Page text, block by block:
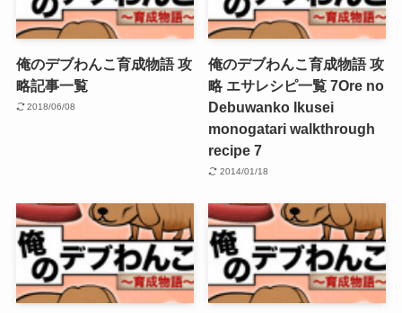
俺のデブわんこ育成物語 攻
略記事一覧
2018/06/08
俺のデブわんこ育成物語 攻
略 エサレシピ一覧 7Ore no
Debuwanko Ikusei
monogatari walkthrough
recipe 7
2014/01/18